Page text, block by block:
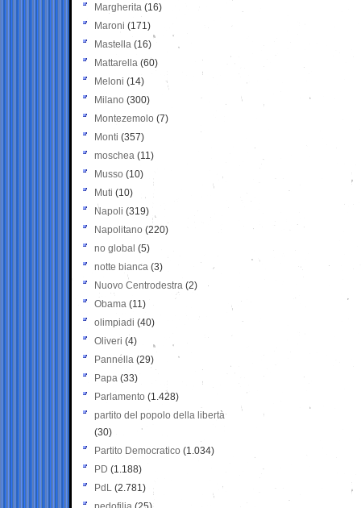
Margherita (16)
Maroni (171)
Mastella (16)
Mattarella (60)
Meloni (14)
Milano (300)
Montezemolo (7)
Monti (357)
moschea (11)
Musso (10)
Muti (10)
Napoli (319)
Napolitano (220)
no global (5)
notte bianca (3)
Nuovo Centrodestra (2)
Obama (11)
olimpiadi (40)
Oliveri (4)
Pannella (29)
Papa (33)
Parlamento (1.428)
partito del popolo della libertà
(30)
Partito Democratico (1.034)
PD (1.188)
PdL (2.781)